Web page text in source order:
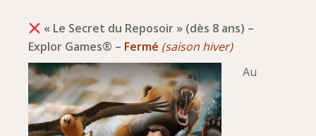
« Le Secret du Reposoir » (dès 8 ans) –
Explor Games® – Fermé (saison hiver)
Au